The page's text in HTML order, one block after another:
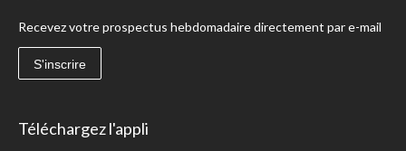
Recevez votre prospectus hebdomadaire directement par e-mail
S'inscrire
Téléchargez l'appli